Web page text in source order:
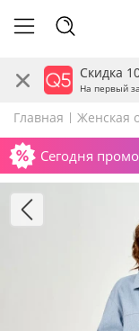
Скидка
На первый
Главная Женская
Сегодня